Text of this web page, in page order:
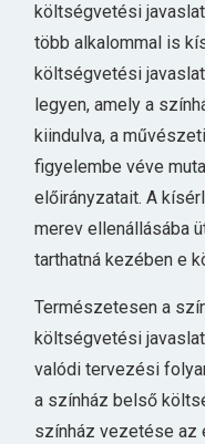
költségvetési
több alkalommal is
költségvetési
legyen, amely a
kiindulva, a
figyelembe véve
előirányzatait. A
merev ellenállásába
tarthatná kezében e
Természetesen a
költségvetési
valódi tervezési
a színház belső
színház vezetése az